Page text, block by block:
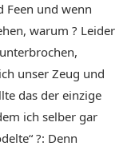
Feen und wenn
warum ? Leider
unser Zeug und
das der einzige
ich selber gar
?: Denn